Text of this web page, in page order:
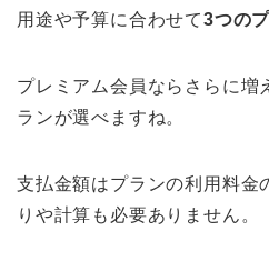
用途や予算に合わせて3つの
プレミアム会員ならさらに増
ランが選べますね。
支払金額はプランの利用料金
りや計算も必要ありません。